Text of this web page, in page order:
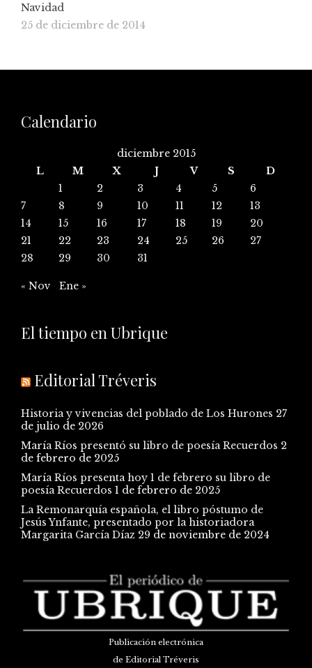
Navidad
25 de diciembre de 2014
Calendario
diciembre 2015
L
M X J V S
D
1
2 3 4 5
6
7
8 9 10 11 12
13
14
15 16 17 18 19
20
21
22 23 24 25 26
27
28
29 30 31
« Nov Ene »
El tiempo en Ubrique
Editorial Tréveris
Historia y vivencias del poblado de Los Hurones 27
de julio de 2026
María Ríos presentó su libro de poesía Recuerdos 2
de febrero de 2025
María Ríos presenta hoy 1 de febrero su libro de
poesía Recuerdos 1 de febrero de 2025
La Remonarquía española, el libro póstumo de
Jesús Ynfante, presentado por la historiadora
Margarita García Díaz 29 de noviembre de 2024
Publicación electrónica
de Editorial Tréveris